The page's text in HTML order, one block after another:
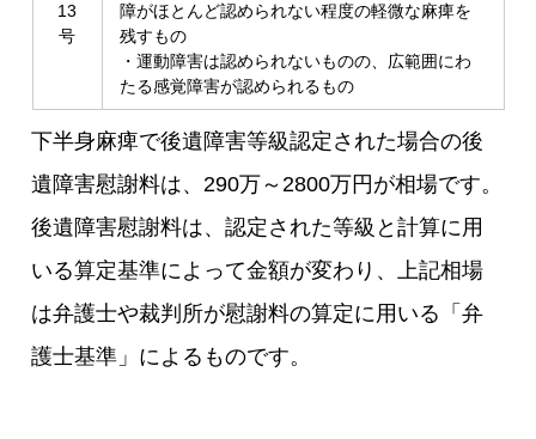
13
号
障がほとんど認められない程度の軽微な麻痺を
残すもの
・運動障害は認められないものの、広範囲にわ
たる感覚障害が認められるもの
下半身麻痺で後遺障害等級認定された場合の後
遺障害慰謝料は、290万～2800万円が相場です。
後遺障害慰謝料は、認定された等級と計算に用
いる算定基準によって金額が変わり、上記相場
は弁護士や裁判所が慰謝料の算定に用いる「弁
護士基準」によるものです。